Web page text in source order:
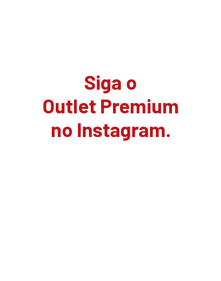
Siga o
Outlet Premium
no Instagram.